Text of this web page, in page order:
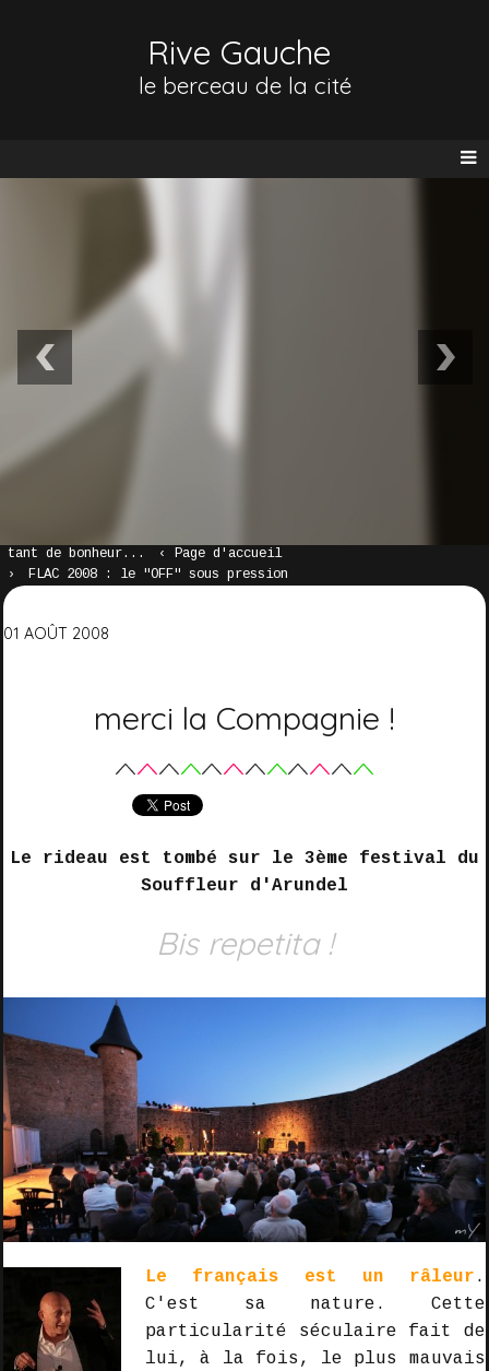
Rive Gauche
le berceau de la cité
tant de bonheur...
Page d'accueil
FLAC 2008 : le "OFF" sous pression
01 AOÛT 2008
merci la Compagnie !
Le rideau est tombé sur le 3ème festival du
Souffleur d'Arundel
Bis repetita !
Le français est un râleur .
C'est sa nature. Cette
particularité séculaire fait de
lui, à la fois, le plus mauvais